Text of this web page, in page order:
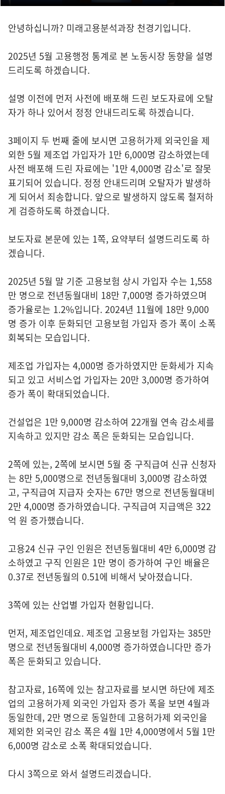
안녕하십니까? 미래고용분석과장 천경기입니다.
2025년 5월 고용행정 통계로 본 노동시장 동향을 설명
드리도록 하겠습니다.
설명 이전에 먼저 사전에 배포해 드린 보도자료에 오탈
자가 하나 있어서 정정 안내드리도록 하겠습니다.
3페이지 두 번째 줄에 보시면 고용허가제 외국인을 제
외한 5월 제조업 가입자가 1만 6,000명 감소하였는데
사전 배포해 드린 자료에는 '1만 4,000명 감소'로 잘못
표기되어 있습니다. 정정 안내드리며 오탈자가 발생하
게 되어서 죄송합니다. 앞으로 발생하지 않도록 철저하
게 검증하도록 하겠습니다.
보도자료 본문에 있는 1쪽, 요약부터 설명드리도록 하
겠습니다.
2025년 5월 말 기준 고용보험 상시 가입자 수는 1,558
만 명으로 전년동월대비 18만 7,000명 증가하였으며
증가율로는 1.2%입니다. 2024년 11월에 18만 9,000
명 증가 이후 둔화되던 고용보험 가입자 증가 폭이 소폭
회복되는 모습입니다.
제조업 가입자는 4,000명 증가하였지만 둔화세가 지속
되고 있고 서비스업 가입자는 20만 3,000명 증가하여
증가 폭이 확대되었습니다.
건설업은 1만 9,000명 감소하여 22개월 연속 감소세를
지속하고 있지만 감소 폭은 둔화되는 모습입니다.
2쪽에 있는, 2쪽에 보시면 5월 중 구직급여 신규 신청자
는 8만 5,000명으로 전년동월대비 3,000명 감소하였
고, 구직급여 지급자 숫자는 67만 명으로 전년동월대비
2만 4,000명 증가하였습니다. 구직급여 지급액은 322
억 원 증가했습니다.
고용24 신규 구인 인원은 전년동월대비 4만 6,000명 감
소하였고 구직 인원은 1만 명이 증가하여 구인 배율은
0.37로 전년동월의 0.51에 비해서 낮아졌습니다.
3쪽에 있는 산업별 가입자 현황입니다.
먼저, 제조업인데요. 제조업 고용보험 가입자는 385만
명으로 전년동월대비 4,000명 증가하였습니다만 증가
폭은 둔화되고 있습니다.
참고자료, 16쪽에 있는 참고자료를 보시면 하단에 제조
업의 고용허가제 외국인 가입자 증가 폭을 보면 4월과
동일한데, 2만 명으로 동일한데 고용허가제 외국인을
제외한 외국인 감소 폭은 4월 1만 4,000명에서 5월 1만
6,000명 감소로 소폭 확대되었습니다.
다시 3쪽으로 와서 설명드리겠습니다.